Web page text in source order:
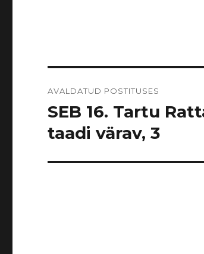
AVALDATUD POSTITUSES
SEB 16. Tartu
taadi värav, 3